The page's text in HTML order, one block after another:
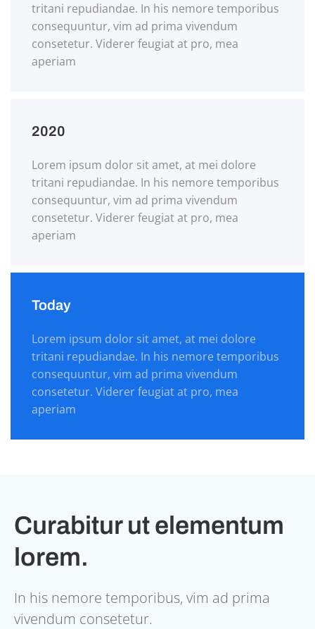
tritani repudiandae. In his nemore temporibus
consequuntur, vim ad prima vivendum
consetetur. Viderer feugiat at pro, mea
aperiam
2020
Lorem ipsum dolor sit amet, at mei dolore
tritani repudiandae. In his nemore temporibus
consequuntur, vim ad prima vivendum
consetetur. Viderer feugiat at pro, mea
aperiam
Today
Lorem ipsum dolor sit amet, at mei dolore
tritani repudiandae. In his nemore temporibus
consequuntur, vim ad prima vivendum
consetetur. Viderer feugiat at pro, mea
aperiam
Curabitur ut elementum
lorem.
In his nemore temporibus, vim ad prima
vivendum consetetur.